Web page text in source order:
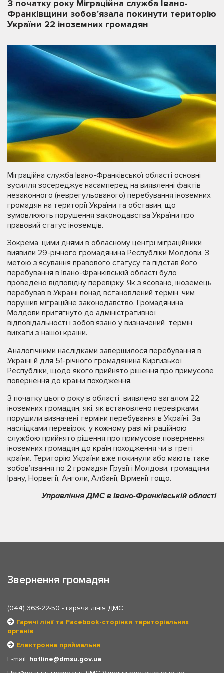
З початку року Міграційна служба Івано-
Франківщини зобов'язала покинути територію
України 22 іноземних громадян
Міграційна служба Івано-Франківської області основні
зусилля зосереджує насамперед на виявленні фактів
незаконного (неврегульованого) перебування іноземних
громадян на території України та обставин, що
зумовлюють порушення законодавства України про
правовий статус іноземців.
Зокрема, цими днями в обласному центрі міграційники
виявили 29-річного громадянина Республіки Молдови. З
метою з’ясування правового статусу та підстав його
перебування в Івано-Франківській області було
проведено відповідну перевірку. Як з’ясовано, іноземець
перебував в Україні понад встановлений термін, чим
порушив міграційне законодавство. Громадянина
Молдови притягнуто до адміністративної
відповідальності і зобов’язано у визначений термін
виїхати з нашої країни.
Аналогічними наслідками завершилося перебування в
Україні й для 51-річного громадянина Киргизької
Республіки, щодо якого прийнято рішення про примусове
повернення до країни походження.
З початку цього року в області виявлено загалом 22
іноземних громадян, які, як встановлено перевірками,
порушили визначені терміни перебування в Україні. За
наслідками перевірок, у кожному разі міграційною
службою прийнято рішення про примусове повернення
іноземних громадян до країн походження чи в треті
країни. Територію України вже покинули або мають таке
зобов’язання по 2 громадян Грузії і Молдови, громадяни
Ірану, Норвегії, Анголи, Албанії, Вірменії тощо.
Управління ДМС в Івано-Франківській області
Звернення громадян
(044) 363-22-50 - гаряча лінія ДМС
Гарячі лінії та Facebook-сторінки територіальних
органів
Електронна приймальня
E-mail: hotline
dmsu.gov.ua